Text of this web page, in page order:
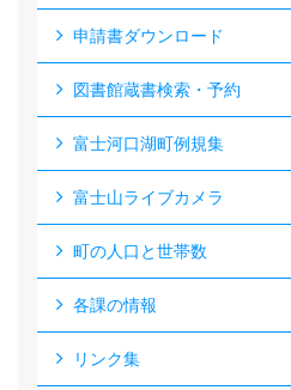
申請書ダウンロード
図書館蔵書検索・予約
富士河口湖町例規集
富士山ライブカメラ
町の人口と世帯数
各課の情報
リンク集